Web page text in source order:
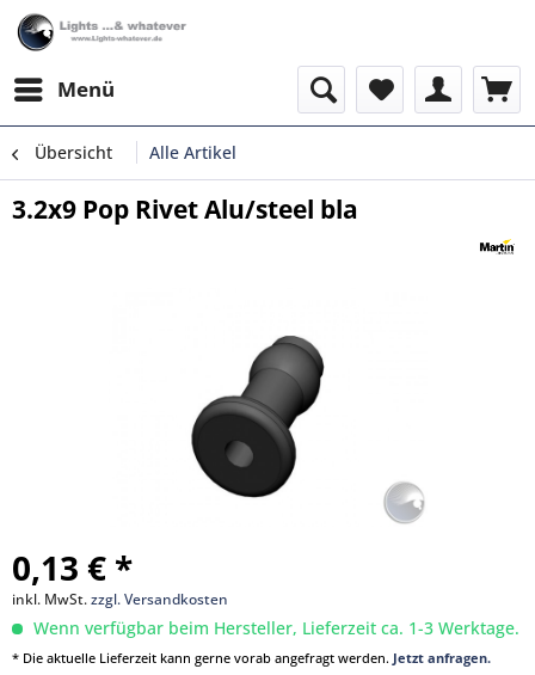
Menü
Übersicht Alle Artikel
3.2x9 Pop Rivet Alu/steel bla
0,13 € *
inkl. MwSt.zzgl. Versandkosten
Wenn verfügbar beim Hersteller, Lieferzeit ca. 1-3 Werktage.
* Die aktuelle Lieferzeit kann gerne vorab angefragt werden. Jetzt anfragen.